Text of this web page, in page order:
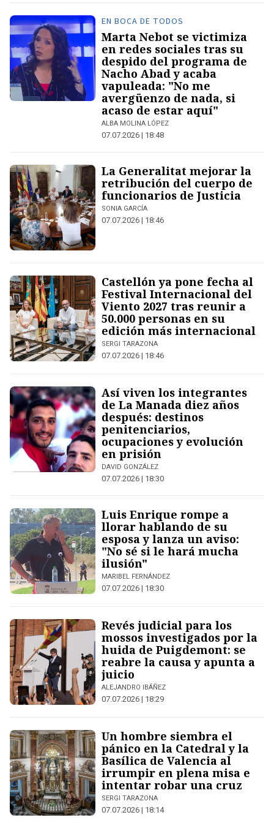
EN BOCA DE TODOS
Marta Nebot se victimiza
en redes sociales tras su
despido del programa de
Nacho Abad y acaba
vapuleada: "No me
avergüenzo de nada, si
acaso de estar aquí"
ALBA MOLINA LÓPEZ
07.07.2026 | 18:48
La Generalitat mejorar la
retribución del cuerpo de
funcionarios de Justicia
SONIA GARCÍA
07.07.2026 | 18:46
Castellón ya pone fecha al
Festival Internacional del
Viento 2027 tras reunir a
50.000 personas en su
edición más internacional
SERGI TARAZONA
07.07.2026 | 18:46
Así viven los integrantes
de La Manada diez años
después: destinos
penitenciarios,
ocupaciones y evolución
en prisión
DAVID GONZÁLEZ
07.07.2026 | 18:30
Luis Enrique rompe a
llorar hablando de su
esposa y lanza un aviso:
"No sé si le hará mucha
ilusión"
MARIBEL FERNÁNDEZ
07.07.2026 | 18:30
Revés judicial para los
mossos investigados por la
huida de Puigdemont: se
reabre la causa y apunta a
juicio
ALEJANDRO IBÁÑEZ
07.07.2026 | 18:29
Un hombre siembra el
pánico en la Catedral y la
Basílica de Valencia al
irrumpir en plena misa e
intentar robar una cruz
SERGI TARAZONA
07.07.2026 | 18:14